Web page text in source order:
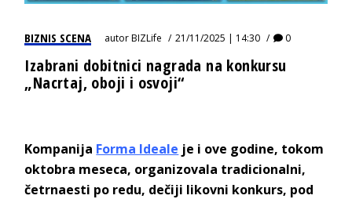
BIZNIS SCENA autorBIZLife 21/11/2025 | 14:30 0
Izabrani dobitnici nagrada na konkursu
„Nacrtaj, oboji i osvoji“
Kompanija Forma Ideale je i ove godine, tokom
oktobra meseca, organizovala tradicionalni,
četrnaesti po redu, dečiji likovni konkurs, pod